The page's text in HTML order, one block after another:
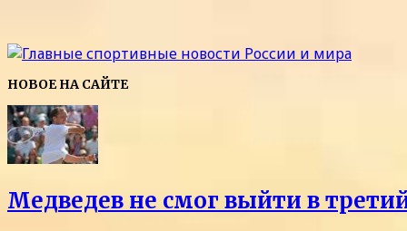
НОВОЕ НА САЙТЕ
Медведев не смог выйти в